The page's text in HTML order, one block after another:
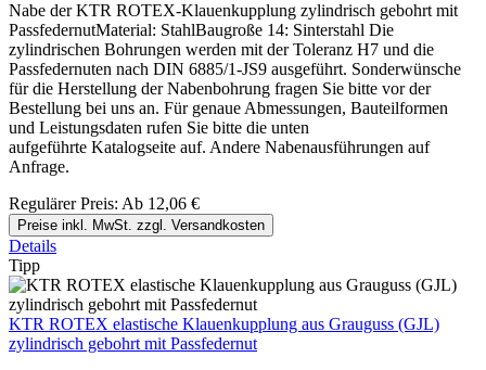
Nabe der KTR ROTEX-Klauenkupplung zylindrisch gebohrt mit
PassfedernutMaterial: StahlBaugroße 14: Sinterstahl Die
zylindrischen Bohrungen werden mit der Toleranz H7 und die
Passfedernuten nach DIN 6885/1-JS9 ausgeführt. Sonderwünsche
für die Herstellung der Nabenbohrung fragen Sie bitte vor der
Bestellung bei uns an. Für genaue Abmessungen, Bauteilformen
und Leistungsdaten rufen Sie bitte die unten
aufgeführte Katalogseite auf. Andere Nabenausführungen auf
Anfrage.
Regulärer Preis: Ab 12,06 €
Preise inkl. MwSt. zzgl. Versandkosten
Details
Tipp
KTR ROTEX elastische Klauenkupplung aus Grauguss (GJL)
zylindrisch gebohrt mit Passfedernut